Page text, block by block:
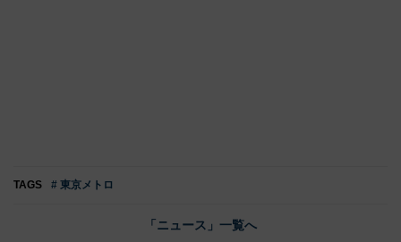
TAGS # 東京メトロ
「ニュース」一覧へ